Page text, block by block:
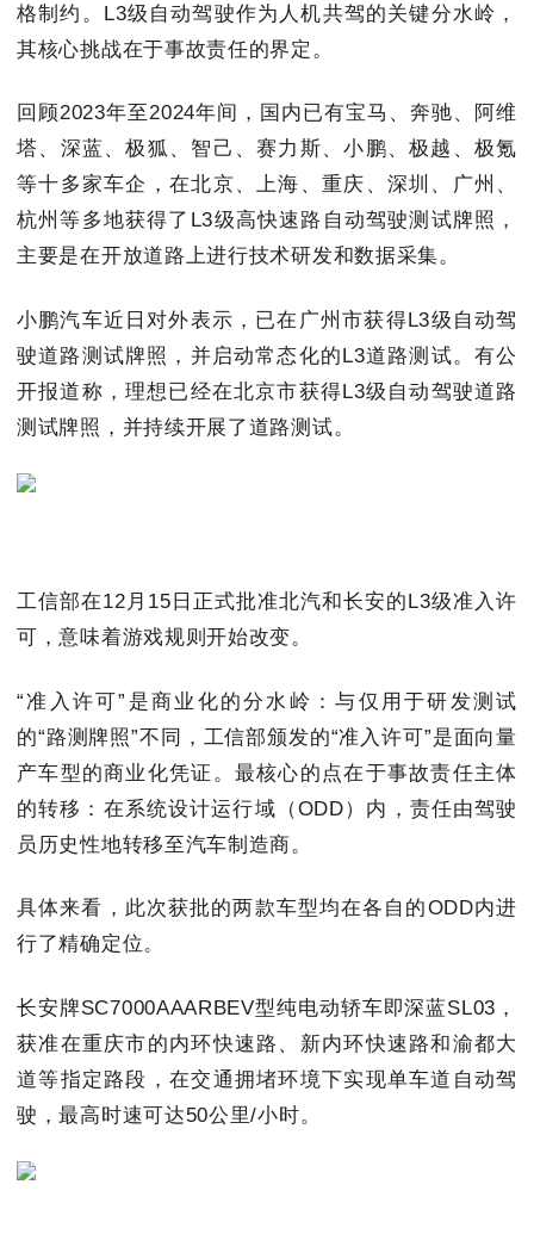
格制约。L3级自动驾驶作为人机共驾的关键分水岭，
其核心挑战在于事故责任的界定。
回顾2023年至2024年间，国内已有宝马、奔驰、阿维
塔、深蓝、极狐、智己、赛力斯、小鹏、极越、极氪
等十多家车企，在北京、上海、重庆、深圳、广州、
杭州等多地获得了L3级高快速路自动驾驶测试牌照，
主要是在开放道路上进行技术研发和数据采集。
小鹏汽车近日对外表示，已在广州市获得L3级自动驾
驶道路测试牌照，并启动常态化的L3道路测试。有公
开报道称，理想已经在北京市获得L3级自动驾驶道路
测试牌照，并持续开展了道路测试。
工信部在12月15日正式批准北汽和长安的L3级准入许
可，意味着游戏规则开始改变。
“准入许可”是商业化的分水岭：与仅用于研发测试
的“路测牌照”不同，工信部颁发的“准入许可”是面向量
产车型的商业化凭证。最核心的点在于事故责任主体
的转移：在系统设计运行域（ODD）内，责任由驾驶
员历史性地转移至汽车制造商。
具体来看，此次获批的两款车型均在各自的ODD内进
行了精确定位。
长安牌SC7000AAARBEV型纯电动轿车即深蓝SL03，
获准在重庆市的内环快速路、新内环快速路和渝都大
道等指定路段，在交通拥堵环境下实现单车道自动驾
驶，最高时速可达50公里/小时。